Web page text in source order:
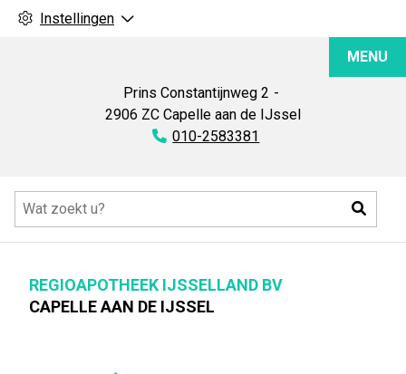
Instellingen
Prins Constantijnweg 2
2906 ZC Capelle aan de IJssel
Tel:
010-2583381
MENU
REGIOAPOTHEEK IJSSELLAND BV
CAPELLE AAN DE IJSSEL